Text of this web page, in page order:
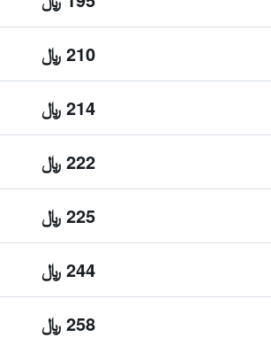
210 ﷼
214 ﷼
222 ﷼
225 ﷼
244 ﷼
258 ﷼